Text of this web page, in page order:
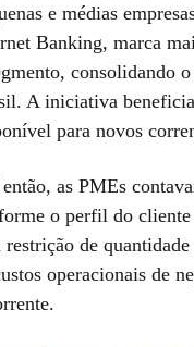
e médias
Banking, marca
consolidando
A iniciativa
para novos
as PMEs
o perfil do
restrição de
operacionais de